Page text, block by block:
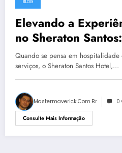
BLOG
Elevando a
no Sheraton
Baixada Santista
Quando se pensa em
serviços, o Sheraton Santos Hotel,…
Mastermaverick.com.br 0
Consulte Mais Informação